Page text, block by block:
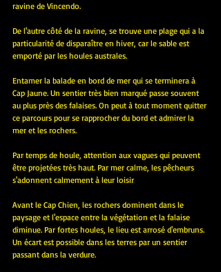
ravine de Vincendo.
De l'autre côté de la ravine, se trouve une plage qui a la
particularité de disparaître en hiver, car le sable est
emporté par les houles australes.
Entamer la balade en bord de mer qui se terminera à
Cap Jaune. Un sentier très bien marqué passe souvent
au plus près des falaises. On peut à tout moment quitter
ce parcours pour se rapprocher du bord et admirer la
mer et les rochers.
Par temps de houle, attention aux vagues qui peuvent
être projetées très haut. Par mer calme, les pêcheurs
s'adonnent calmement à leur loisir
Avant le Cap Chien, les rochers dominent dans le
paysage et l'espace entre la végétation et la falaise
diminue. Par fortes houles, le lieu est arrosé d'embruns.
Un écart est possible dans les terres par un sentier
passant dans la verdure.